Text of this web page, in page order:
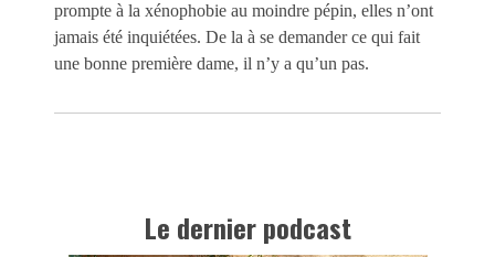
prompte à la xénophobie au moindre pépin, elles n’ont
jamais été inquiétées. De la à se demander ce qui fait
une bonne première dame, il n’y a qu’un pas.
Le dernier podcast